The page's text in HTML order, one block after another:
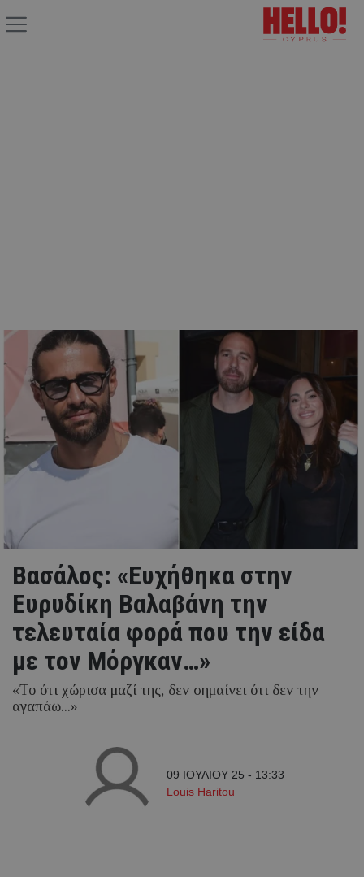
Βασάλος: «Ευχήθηκα στην
Ευρυδίκη Βαλαβάνη την
τελευταία φορά που την είδα
με τον Μόργκαν…»
«Το ότι χώρισα μαζί της, δεν σημαίνει ότι δεν την
αγαπάω...»
09 ΙΟΥΛΙΟΥ 25 - 13:33
Louis Haritou